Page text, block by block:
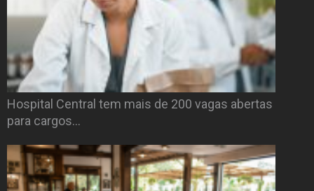
Hospital Central tem mais de 200 vagas abertas
para cargos…